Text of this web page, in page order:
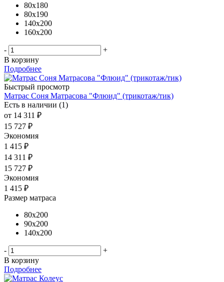
80x180
80x190
140x200
160x200
-
+
В корзину
Подробнее
Быстрый просмотр
Матрас Соня Матрасова "Флюид" (трикотаж/тик)
Есть в наличии (1)
от 14 311 ₽
15 727 ₽
Экономия
1 415 ₽
14 311 ₽
15 727 ₽
Экономия
1 415 ₽
Размер матраса
80x200
90x200
140x200
-
+
В корзину
Подробнее